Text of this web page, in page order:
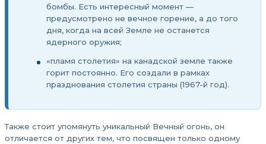
бомбы. Есть интересный момент —
предусмотрено не вечное горение, а до того
дня, когда на всей Земле не останется
ядерного оружия;
«пламя столетия» на канадской земле также
горит постоянно. Его создали в рамках
празднования столетия страны (1967-й год).
Также стоит упомянуть уникальный Вечный огонь, он
отличается от других тем, что посвящен только одному